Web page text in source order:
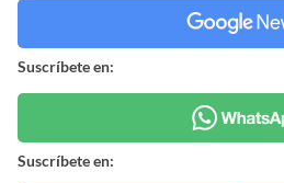
Suscríbete en:
Suscríbete en: